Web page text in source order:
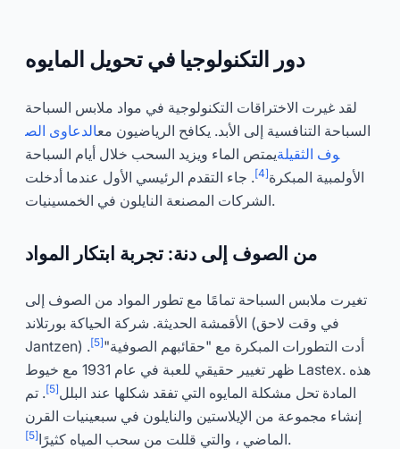
دور التكنولوجيا في تحويل المايوه
لقد غيرت الاختراقات التكنولوجية في مواد ملابس السباحة
السباحة التنافسية إلى الأبد. يكافح الرياضيون معالدعاوى الص
وف الثقيلةيمتص الماء ويزيد السحب خلال أيام السباحة
الأولمبية المبكرة[4]
. جاء التقدم الرئيسي الأول عندما أدخلت
الشركات المصنعة النايلون في الخمسينيات.
من الصوف إلى دنة: تجربة ابتكار المواد
تغيرت ملابس السباحة تمامًا مع تطور المواد من الصوف إلى
الأقمشة الحديثة. شركة الحياكة بورتلاند (في وقت لاحق
Jantzen) أدت التطورات المبكرة مع "حقائبهم الصوفية"[5]
.
ظهر تغيير حقيقي للعبة في عام 1931 مع خيوط Lastex. هذه
المادة تحل مشكلة المايوه التي تفقد شكلها عند البلل[5]
. تم
إنشاء مجموعة من الإيلاستين والنايلون في سبعينيات القرن
الماضي ، والتي قللت من سحب المياه كثيرًا[5] .